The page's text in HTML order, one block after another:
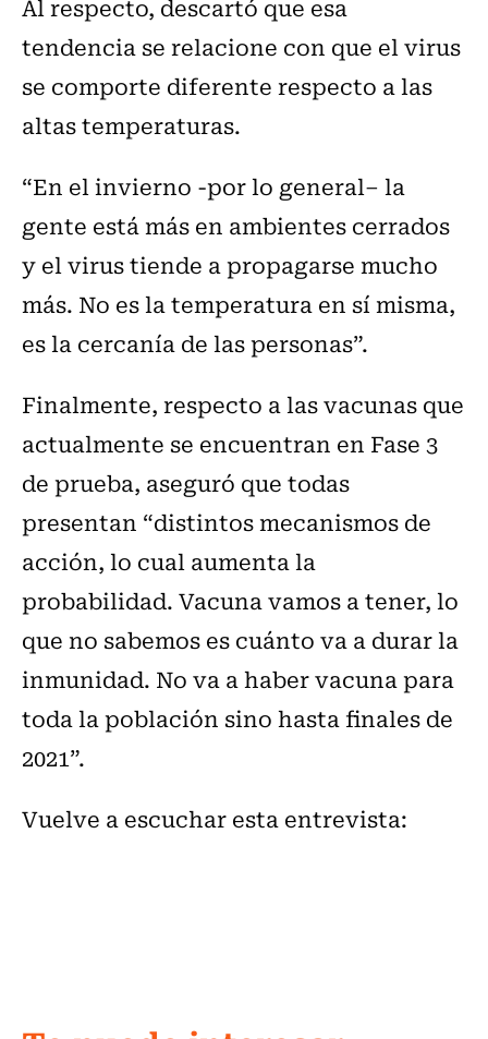
Al respecto, descartó que esa
tendencia se relacione con que el virus
se comporte diferente respecto a las
altas temperaturas.
“En el invierno -por lo general– la
gente está más en ambientes cerrados
y el virus tiende a propagarse mucho
más. No es la temperatura en sí misma,
es la cercanía de las personas”.
Finalmente, respecto a las vacunas que
actualmente se encuentran en Fase 3
de prueba, aseguró que todas
presentan “distintos mecanismos de
acción, lo cual aumenta la
probabilidad. Vacuna vamos a tener, lo
que no sabemos es cuánto va a durar la
inmunidad. No va a haber vacuna para
toda la población sino hasta finales de
2021”.
Vuelve a escuchar esta entrevista: